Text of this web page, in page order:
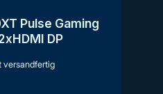
Pulse Gaming
DP
versandfertig